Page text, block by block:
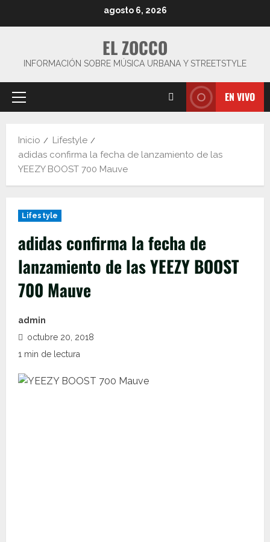
agosto 6, 2026
EL ZOCCO
INFORMACIÓN SOBRE MÚSICA URBANA Y STREETSTYLE
Menú
EN VIVO
Inicio
Lifestyle
adidas confirma la fecha de lanzamiento de las
YEEZY BOOST 700 Mauve
Lifestyle
adidas confirma la fecha de
lanzamiento de las YEEZY BOOST
700 Mauve
admin
octubre 20, 2018
1 min de lectura